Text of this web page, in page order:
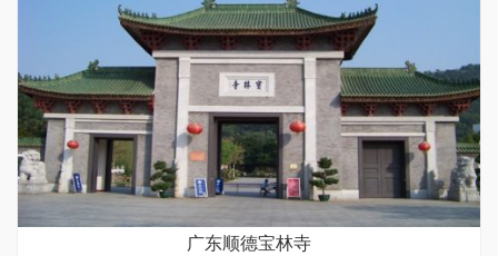
广东顺德宝林寺